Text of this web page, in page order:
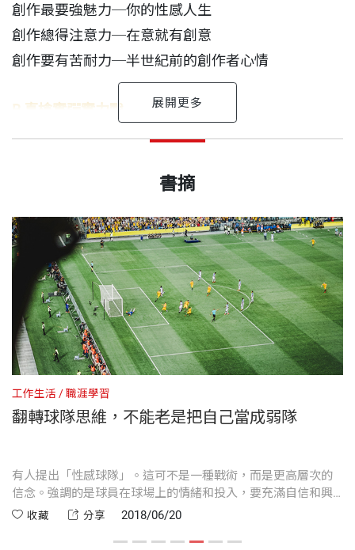
→ 感動，是最值錢的東西；而運動，是最有效得到感
動的情境。
→ 搭建起情感上的連結，讓你想傳達的進入人們生活
→ 觀察這世界最稀鬆平常、理所當然的好與不好，創
意就在其中。
→ 作品要放在人跟人層次的合作，才會有溫度。
→ 跳脫故事慣常設定的角色、視角，老套自然會遠
離。
→ 在情節中埋藏轉捩點，在轉捩點上凸顯重點。
創作最要強魅力─你的性感人生
創作總得注意力─在意就有創意
創作要有苦耐力─半世紀前的創作者心情
B 真槍實彈實力戰
下一個十年。22K─金士傑
我要學他笑笑的─南島榮耀林子偉
減少言語暴力─兒童福利聯盟
記憶在手心─故宮
C 創作技術練擊場
創作環境力─創作你的場所
創作行動力─跨領域去
創作態度力─真的假的？
創作命題力─你現在支持的
D 創作者唇槍舌戰
讓人為台灣而教的劉安婷
他強項絕不是聰明的唐鳳
我所在的產業十分重視時間因素，deadline 很重要，
許多工作幾乎都是從 deadline 去反推，我們常會說
「多少時間做多少事」，把時間表拉出來，搭配個別
工作的重要性，就能下判斷做取捨，什麼該做什麼不
該做，什麼要先做，什麼以後再做，就一目了然。
事實上，幾乎所有產業都是如此運作，road map 裡
最重要的因素之一就是時間，它讓你看清事物的輕重
緩急，從而決定計畫的進程，並因此決定如何下手，
時間是好夥伴，只要我們願意關心它。
意力》時，我完全停不下來。坊間一般著重創意方法
看創意，再從創意回看人生使命，這是更為深刻的視
角，產生共鳴的是我的心。
身為人，想感受有意義的活著，我們都需要創意。這
本書，將引導我們去品嘗、領會真正的創意，與你分
享！
──呂冠緯，均一平台教育基金會董事長兼執行長
世界，世界就會幫你給人感受。Kurt用簡單、輕鬆的
方式解除大家對創意的恐懼。
是廣告導演也是詩人，是小說家也是跑者。
曾是GUNN REPORT廣告創意積分台灣第一名，寫了
十五本書，寫過三首歌，和鋼筆是舞伴，每天一定要
與咖啡談戀愛，還要游自由式一公里或跑五公里。認
為如果抓到一個信念就要有抓到一個信念的樣子，不
然就別怕北七過日子。
執導過小英廣告、「Google齊柏林篇」獲選十大微電
影，TOYOTA修杰楷家族旅行篇、金士傑兩個爸爸
篇……
出版著作：《替補的王牌》、《最大的示愛：掰掰～
有點糟的一年，未來我們好好過》、《文案是…我不
知道．你不知道的東西》、《文案力：如果沒有文
書號 BWL064
出版社 天下文化
裝幀 平裝
開本 14.8×21cm
印刷規格 黑白
書摘
工作生活 職涯學習
翻轉球隊思維，不能老是把自己當成弱隊
有人提出「性感球隊」。這可不是一種戰術，而是更高層次的
信念。強調的是球員在球場上的情緒和投入，要充滿自信和興
奮，比起陣形、技術等，更在意球員對比賽的看法。
收藏 分享 2018/06/20